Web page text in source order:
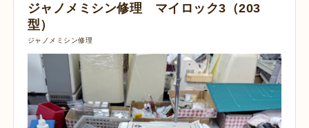
ジャノメミシン修理 マイロック3（203
型）
ジャノメミシン修理